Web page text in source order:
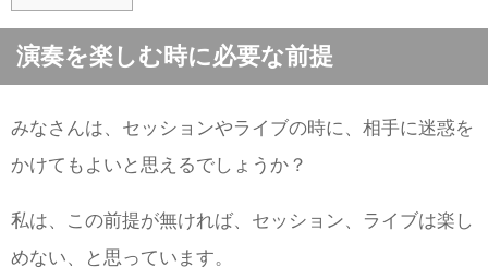
演奏を楽しむ時に必要な前提
みなさんは、セッションやライブの時に、相手に迷惑を
かけてもよいと思えるでしょうか？
私は、この前提が無ければ、セッション、ライブは楽し
めない、と思っています。